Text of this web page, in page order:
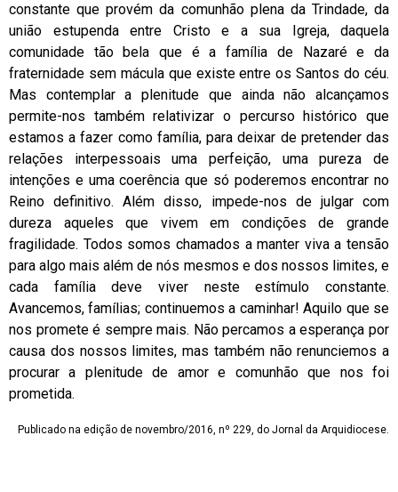
constante que provém da comunhão plena da Trindade, da
união estupenda entre Cristo e a sua Igreja, daquela
comunidade tão bela que é a família de Nazaré e da
fraternidade sem mácula que existe entre os Santos do céu.
Mas contemplar a plenitude que ainda não alcançamos
permite-nos também relativizar o percurso histórico que
estamos a fazer como família, para deixar de pretender das
relações interpessoais uma perfeição, uma pureza de
intenções e uma coerência que só poderemos encontrar no
Reino definitivo. Além disso, impede-nos de julgar com
dureza aqueles que vivem em condições de grande
fragilidade. Todos somos chamados a manter viva a tensão
para algo mais além de nós mesmos e dos nossos limites, e
cada família deve viver neste estímulo constante.
Avancemos, famílias; continuemos a caminhar! Aquilo que se
nos promete é sempre mais. Não percamos a esperança por
causa dos nossos limites, mas também não renunciemos a
procurar a plenitude de amor e comunhão que nos foi
prometida.
Publicado na edição de novembro/2016, nº 229, do Jornal da Arquidiocese.